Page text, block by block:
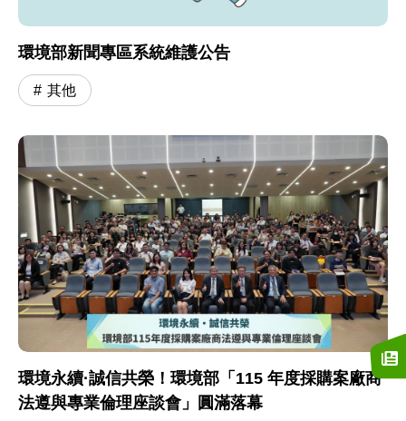
環境部新聞專區系統維護公告
其他
環境永續·誠信共榮！環境部「115 年度採購案廠商
法遵與專業倫理座談會」圓滿落幕